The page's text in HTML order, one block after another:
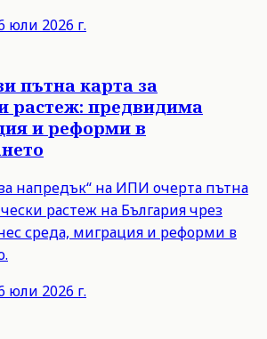
юли 2026 г.
пътна карта за
растеж: предвидима
и реформи в
напредък“ на ИПИ очерта пътна
растеж на България чрез
среда, миграция и реформи в
юли 2026 г.